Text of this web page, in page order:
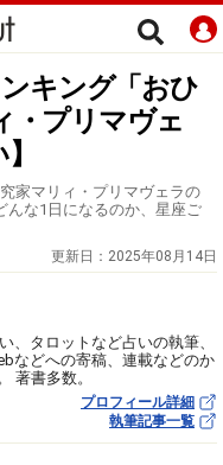
キング「おひ
・プリマヴェ
家マリィ・プリマヴェラの
んな1日になるのか、星座ご
更新日： 2025年08月14日
、タロットなど占いの執筆、
などへの寄稿、連載などのか
著書多数。
プロフィール詳細
執筆記事一覧